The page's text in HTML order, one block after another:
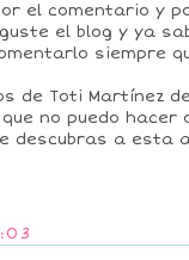
el comentario y
el blog y ya
siempre
de Toti Martínez
no puedo hacer
descubras a esta